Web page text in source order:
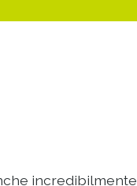
incredibilmente